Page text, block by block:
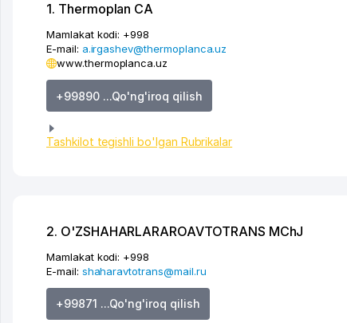
1. Thermoplan CA
Mamlakat kodi: +998
E-mail: a.irgashev@thermoplanca.uz
www.thermoplanca.uz
+99890 ...Qo'ng'iroq qilish
Tashkilot tegishli bo'lgan Rubrikalar
2. O'ZSHAHARLARAROAVTOTRANS MChJ
Mamlakat kodi: +998
E-mail: shaharavtotrans@mail.ru
+99871 ...Qo'ng'iroq qilish